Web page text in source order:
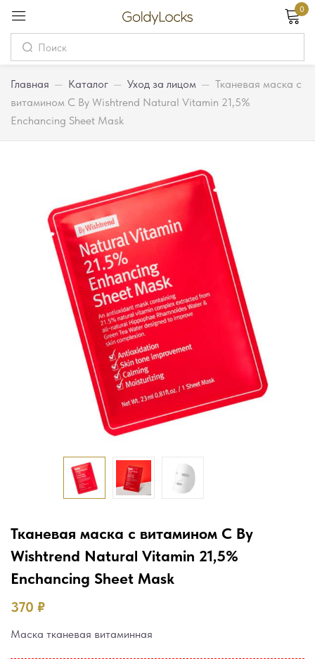
0
Главная — Каталог — Уход за лицом — Тканевая маска с
витамином С By Wishtrend Natural Vitamin 21,5%
Enchancing Sheet Mask
Тканевая маска с витамином С By
Wishtrend Natural Vitamin 21,5%
Enchancing Sheet Mask
370 ₽
Маска тканевая витаминная
Вход
Password
Регистрация
Или войдите через